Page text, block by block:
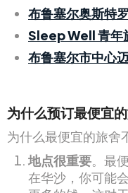
布鲁塞尔奥斯特
Sleep Well 青年
布鲁塞尔市中心
为什么预订最便宜
为什么最便宜的旅舍
地点很重要。最
在华沙，你可能